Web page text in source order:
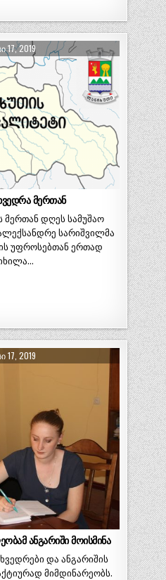
17, 2019
მერთან
მერთან დღეს სამუშაო
სარიშვილმა
უფროსებთან ერთად
17, 2019
ანგარიში მოისმინა
და ანგარიშის
მიმდინარეობს.